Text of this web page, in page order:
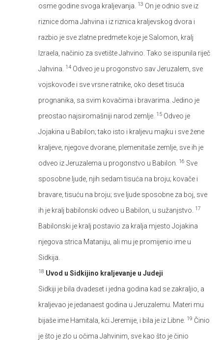
osme godine svoga kraljevanja.
13 On je odnio sve iz
riznice doma Jahvina i iz riznica kraljevskog dvora i
razbio je sve zlatne predmete koje je Salomon, kralj
Izraela, načinio za svetište Jahvino. Tako se ispunila riječ
Jahvina.
14 Odveo je u progonstvo sav Jeruzalem, sve
vojskovođe i sve vrsne ratnike, oko deset tisuća
prognanika, sa svim kovačima i bravarima. Jedino je
preostao najsiromašniji narod zemlje. 15 Odveo je
Jojakina u Babilon; tako isto i kraljevu majku i sve žene
kraljeve, njegove dvorane, plemenitaše zemlje, sve ih je
odveo iz Jeruzalema u progonstvo u Babilon.
16 Sve
sposobne ljude, njih sedam tisuća na broju; kovače i
bravare, tisuću na broju; sve ljude sposobne za boj, sve
ih je kralj babilonski odveo u Babilon, u sužanjstvo.
17
Babilonski je kralj postavio za kralja mjesto Jojakina
njegova strica Mataniju, ali mu je promijenio ime u
Sidkija.
18 Uvod u Sidkijino kraljevanje u Judeji
Sidkiji je bila dvadeset i jedna godina kad se zakraljio, a
kraljevao je jedanaest godina u Jeruzalemu. Materi mu
bijaše ime Hamitala, kći Jeremije, i bila je iz Libne. 19 Činio
je što je zlo u očima Jahvinim, sve kao što je činio